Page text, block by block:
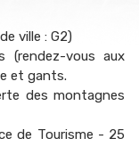
ville : G2)
(rendez-vous aux
et gants.
des montagnes
de Tourisme - 25